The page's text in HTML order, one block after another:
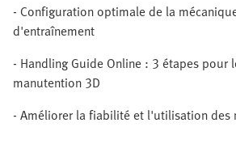
- Configuration optimale de la
d'entraînement
- Handling Guide Online : 3 étapes pour
manutention 3D
- Améliorer la fiabilité et l'utilisation des